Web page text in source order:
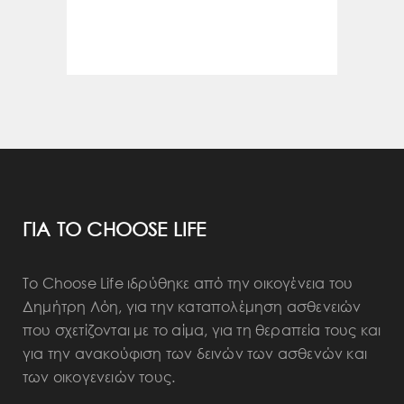
ΓΙΑ ΤΟ CHOOSE LIFE
Το Choose Life ιδρύθηκε από την οικογένεια του
Δημήτρη Λόη, για την καταπολέμηση ασθενειών
που σχετίζονται με το αίμα, για τη θεραπεία τους και
για την ανακούφιση των δεινών των ασθενών και
των οικογενειών τους.